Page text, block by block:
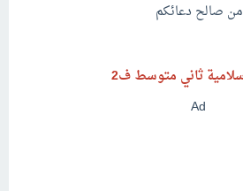
صالح دعائكم
ثاني متوسط ف2
Ad